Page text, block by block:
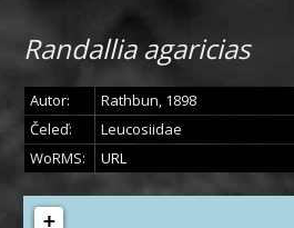
Randallia agaricias
Autor:
Rathbun, 1898
Čeleď:
Leucosiidae
WoRMS:
URL
+